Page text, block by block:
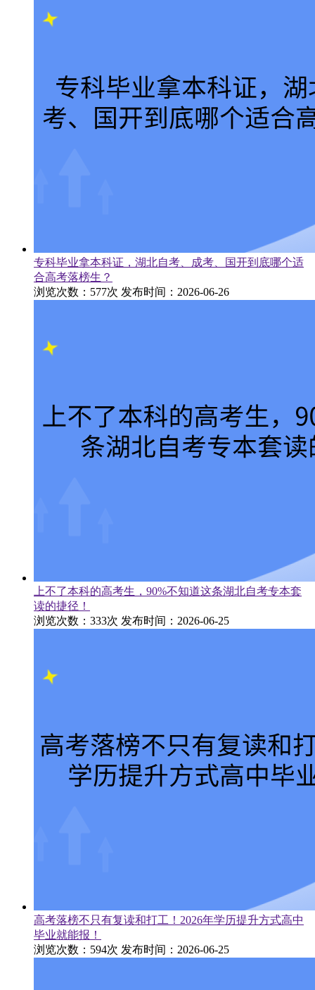
专科毕业拿本科证，湖北自考、成考、国开到底哪个适
合高考落榜生？
浏览次数：577次 发布时间：2026-06-26
上不了本科的高考生，90%不知道这条湖北自考专本套
读的捷径！
浏览次数：333次 发布时间：2026-06-25
高考落榜不只有复读和打工！2026年学历提升方式高中
毕业就能报！
浏览次数：594次 发布时间：2026-06-25